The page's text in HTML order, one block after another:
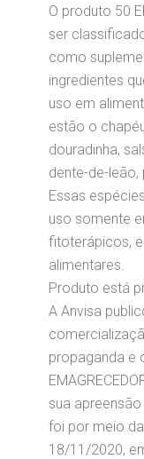
O produto 50
ser
como
ingredientes
uso em
estão o
douradinha,
dente-de-leão,
Essas
uso somente
fitoterápicos,
alimentares.
Produto está
A Anvisa
propaganda e
sua
foi por meio
18/11/2020,